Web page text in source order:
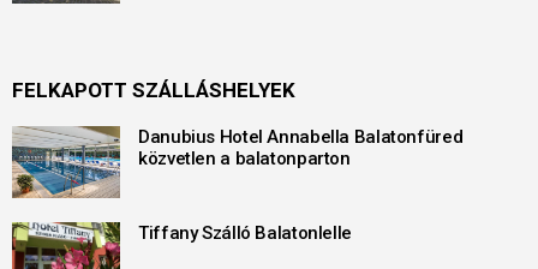
FELKAPOTT SZÁLLÁSHELYEK
Danubius Hotel Annabella Balatonfüred
közvetlen a balatonparton
Tiffany Szálló Balatonlelle